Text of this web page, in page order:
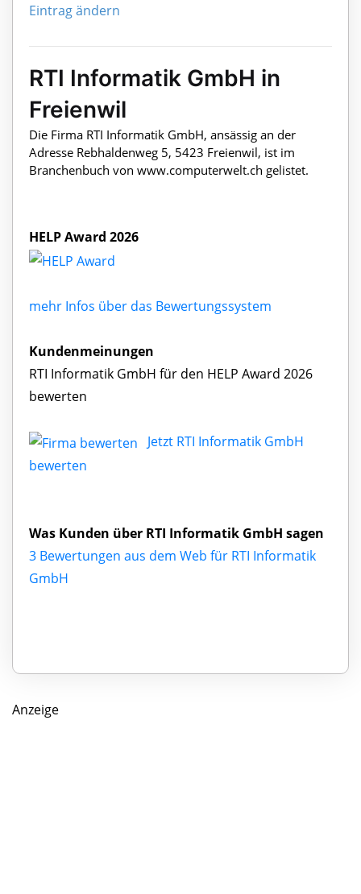
Eintrag ändern
RTI Informatik GmbH in
Freienwil
Die Firma RTI Informatik GmbH, ansässig an der
Adresse Rebhaldenweg 5, 5423 Freienwil, ist im
Branchenbuch von www.computerwelt.ch gelistet.
HELP Award 2026
mehr Infos über das Bewertungssystem
Kundenmeinungen
RTI Informatik GmbH für den HELP Award 2026
bewerten
Jetzt RTI Informatik GmbH
bewerten
Was Kunden über RTI Informatik GmbH sagen
3 Bewertungen aus dem Web für RTI Informatik
GmbH
Anzeige